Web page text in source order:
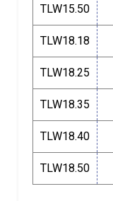
TLW15.50
TLW18.18
TLW18.25
TLW18.35
TLW18.40
TLW18.50